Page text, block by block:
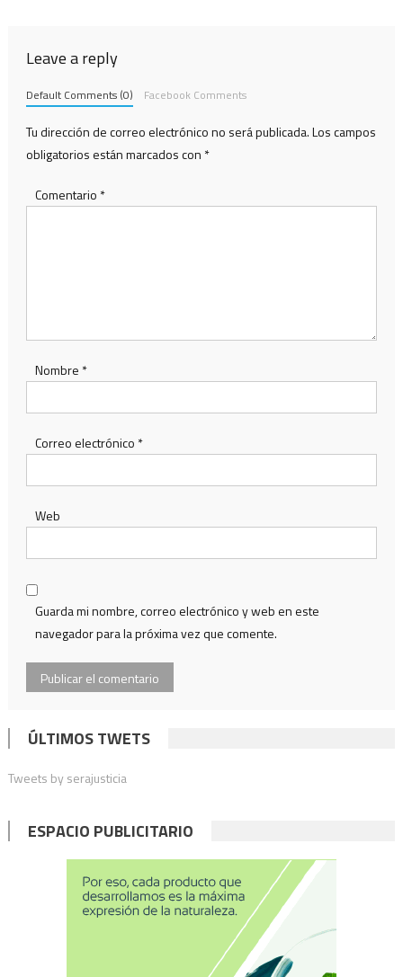
Leave a reply
Default Comments (0) Facebook Comments
Tu dirección de correo electrónico no será publicada.Los campos
obligatorios están marcados con *
Comentario *
Nombre *
Correo electrónico *
Web
Guarda mi nombre, correo electrónico y web en este
navegador para la próxima vez que comente.
ÚLTIMOS TWETS
Tweets by serajusticia
ESPACIO PUBLICITARIO